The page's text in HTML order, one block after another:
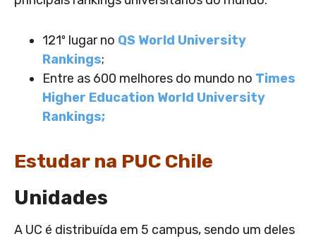
121º lugar no QS World University
Rankings;
Entre as 600 melhores do mundo no Times
Higher Education World University
Rankings;
Estudar na PUC Chile
Unidades
A UC é distribuída em 5 campus, sendo um deles